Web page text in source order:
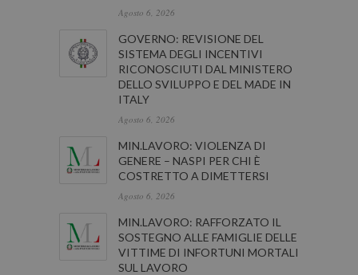
Agosto 6, 2026
GOVERNO: REVISIONE DEL
SISTEMA DEGLI INCENTIVI
RICONOSCIUTI DAL MINISTERO
DELLO SVILUPPO E DEL MADE IN
ITALY
Agosto 6, 2026
MIN.LAVORO: VIOLENZA DI
GENERE – NASPI PER CHI È
COSTRETTO A DIMETTERSI
Agosto 6, 2026
MIN.LAVORO: RAFFORZATO IL
SOSTEGNO ALLE FAMIGLIE DELLE
VITTIME DI INFORTUNI MORTALI
SUL LAVORO